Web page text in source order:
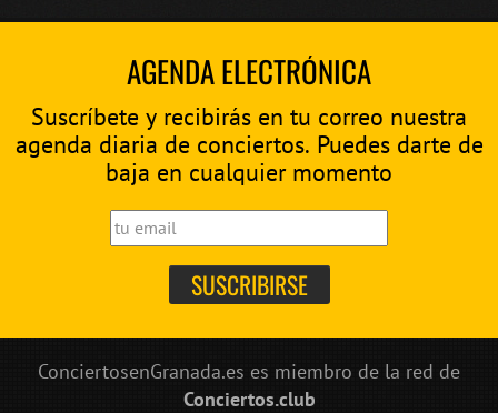
AGENDA ELECTRÓNICA
Suscríbete y recibirás en tu correo nuestra
agenda diaria de conciertos. Puedes darte de
baja en cualquier momento
ConciertosenGranada.es es miembro de la red de
Conciertos.club